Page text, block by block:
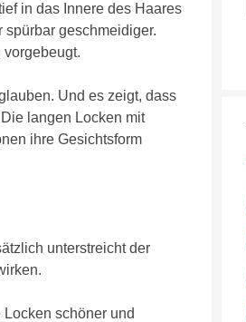
in das Innere des Haares
geschmeidiger.
Und es zeigt, dass
langen Locken mit
ihre Gesichtsform
unterstreicht der
schöner und